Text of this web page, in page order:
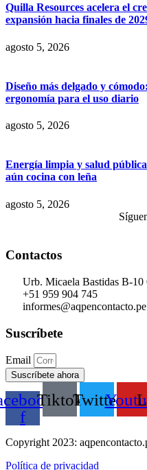
Quilla Resources acelera el
expansión hacia finales de
agosto 5, 2026
Diseño más delgado y
ergonomía para el uso diario
agosto 5, 2026
Energía limpia y salud
aún cocina con leña
agosto 5, 2026
Contactos
Urb. Micaela Bastidas B-10
+51 959 904 745
informes@aqpencontacto.pe
Suscríbete
Email
Suscríbete ahora
f
TiktokTwitter
Copyright 2023:
Política de privacidad